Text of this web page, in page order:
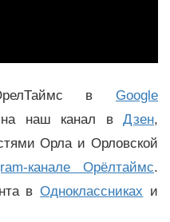
в Google
наш канал вДзен,
Орла и Орловской
канале Орёлтаймс.
вОдноклассниках и